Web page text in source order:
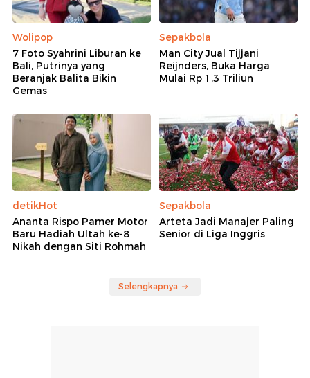
Wolipop
7 Foto Syahrini Liburan ke
Bali, Putrinya yang
Beranjak Balita Bikin
Gemas
Sepakbola
Man City Jual Tijjani
Reijnders, Buka Harga
Mulai Rp 1,3 Triliun
detikHot
Ananta Rispo Pamer Motor
Baru Hadiah Ultah ke-8
Nikah dengan Siti Rohmah
Sepakbola
Arteta Jadi Manajer Paling
Senior di Liga Inggris
Selengkapnya